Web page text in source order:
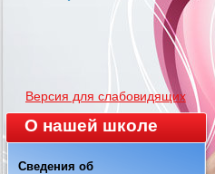
Версия для слабовидящих
О нашей школе
Сведения об